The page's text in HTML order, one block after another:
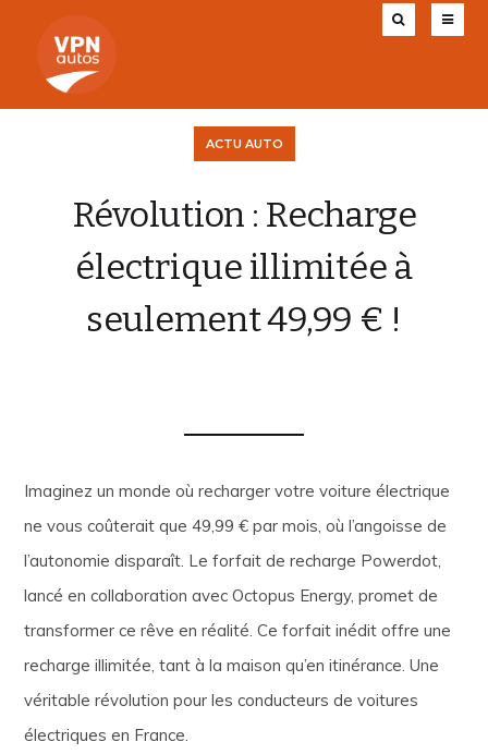
ACTU AUTO
Révolution : Recharge
électrique illimitée à
seulement 49,99 € !
Imaginez un monde où recharger votre voiture électrique
ne vous coûterait que 49,99 € par mois, où l’angoisse de
l’autonomie disparaît. Le forfait de recharge Powerdot,
lancé en collaboration avec Octopus Energy, promet de
transformer ce rêve en réalité. Ce forfait inédit offre une
recharge illimitée, tant à la maison qu’en itinérance. Une
véritable révolution pour les conducteurs de voitures
électriques en France.